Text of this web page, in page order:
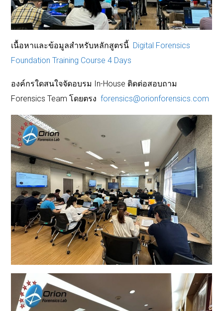
เนื้อหาและข้อมูลสำหรับหลักสูตรนี้ Digital Forensics
Foundation Training Course 4 Days
องค์กรใดสนใจจัดอบรม In-House ติดต่อสอบถาม
Forensics Team โดยตรงforensics@orionforensics.com